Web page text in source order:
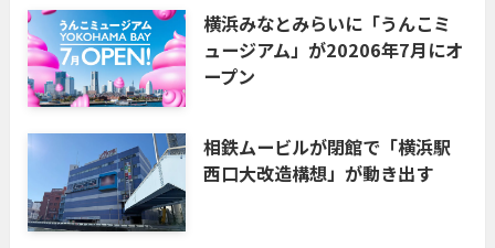
横浜みなとみらいに「うんこミ
ュージアム」が20206年7月にオ
ープン
相鉄ムービルが閉館で「横浜駅
西口大改造構想」が動き出す